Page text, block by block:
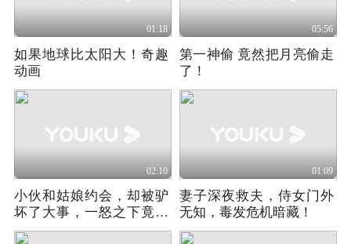
01:18
如果地球比太阳大！奇趣
动画
05:56
第一神偷 竟然把月亮偷走
了！
02:10
小伙和姑娘约会，却被驴
坏了大事，一怒之下竟和
驴杠上！2
01:09
妻子深夜救夫，侍女门外
无知，毒发危机暗藏！